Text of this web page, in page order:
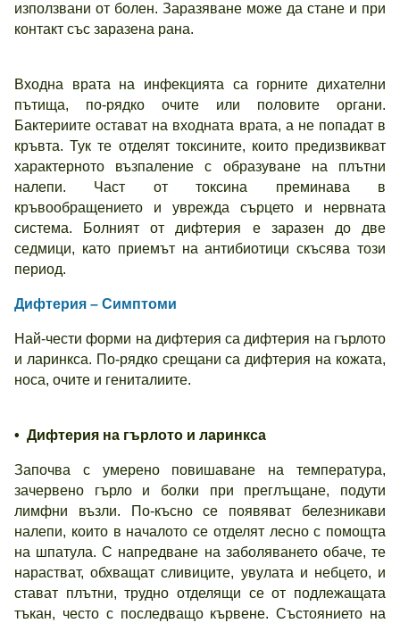
използвани от болен. Заразяване може да стане и при
контакт със заразена рана.
Входна врата на инфекцията са горните дихателни
пътища, по-рядко очите или половите органи.
Бактериите остават на входната врата, а не попадат в
кръвта. Тук те отделят токсините, които предизвикват
характерното възпаление с образуване на плътни
налепи. Част от токсина преминава в
кръвообращението и уврежда сърцето и нервната
система. Болният от дифтерия е заразен до две
седмици, като приемът на антибиотици скъсява този
период.
Дифтерия – Симптоми
Най-чести форми на дифтерия са дифтерия на гърлото
и ларинкса. По-рядко срещани са дифтерия на кожата,
носа, очите и гениталиите.
• Дифтерия на гърлото и ларинкса
Започва с умерено повишаване на температура,
зачервено гърло и болки при преглъщане, подути
лимфни възли. По-късно се появяват белезникави
налепи, които в началото се отделят лесно с помощта
на шпатула. С напредване на заболяването обаче, те
нарастват, обхващат сливиците, увулата и небцето, и
стават плътни, трудно отделящи се от подлежащата
тъкан, често с последващо кървене. Състоянието на